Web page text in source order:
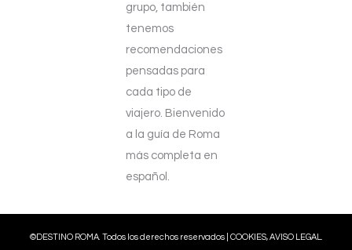
grupo, también
tenemos
recomendaciones
pensadas para
cada tipo de
viajero. Bienvenido
a la guía de Roma
más completa en
español.
©DESTINO ROMA. Todos los derechos reservados | COOKIES, AVISO LEGAL.